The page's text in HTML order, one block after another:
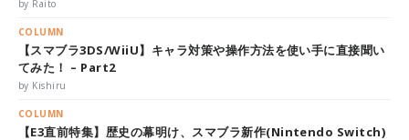
by Raito
COLUMN
【スマブラ3DS/WiiU】キャラ対策や操作方法を使い手に直接聞い
てみた！ – Part2
by Kishiru
COLUMN
【E3直前特集】歴史の幕明け、スマブラ新作(Nintendo Switch)